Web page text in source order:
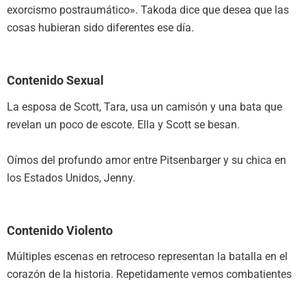
exorcismo postraumático». Takoda dice que desea que las
cosas hubieran sido diferentes ese día.
Contenido Sexual
La esposa de Scott, Tara, usa un camisón y una bata que
revelan un poco de escote. Ella y Scott se besan.
Oímos del profundo amor entre Pitsenbarger y su chica en
los Estados Unidos, Jenny.
Contenido Violento
Múltiples escenas en retroceso representan la batalla en el
corazón de la historia. Repetidamente vemos combatientes